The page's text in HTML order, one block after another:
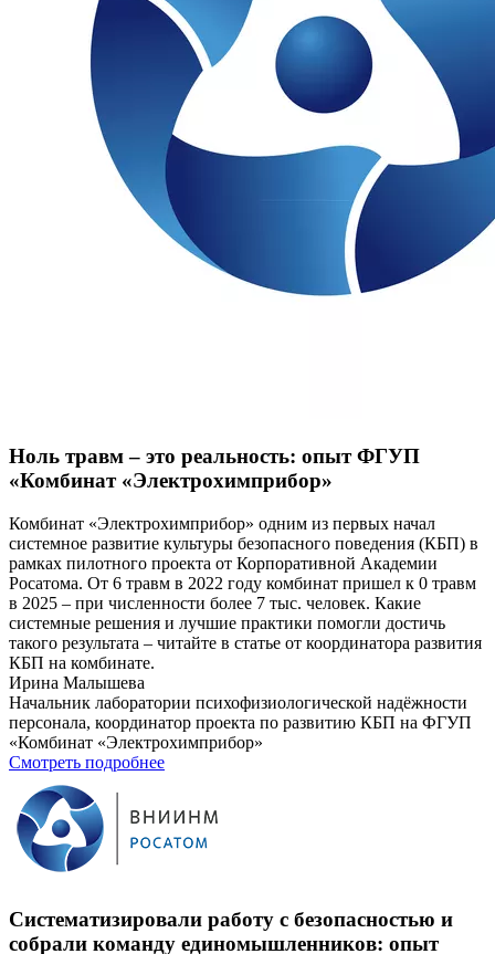
Ноль травм – это реальность: опыт ФГУП
«Комбинат «Электрохимприбор»
Комбинат «Электрохимприбор» одним из первых начал
системное развитие культуры безопасного поведения (КБП) в
рамках пилотного проекта от Корпоративной Академии
Росатома. От 6 травм в 2022 году комбинат пришел к 0 травм
в 2025 – при численности более 7 тыс. человек. Какие
системные решения и лучшие практики помогли достичь
такого результата – читайте в статье от координатора развития
КБП на комбинате.
Ирина Малышева
Начальник лаборатории психофизиологической надёжности
персонала, координатор проекта по развитию КБП на ФГУП
«Комбинат «Электрохимприбор»
Смотреть подробнее
Систематизировали работу с безопасностью и
собрали команду единомышленников: опыт